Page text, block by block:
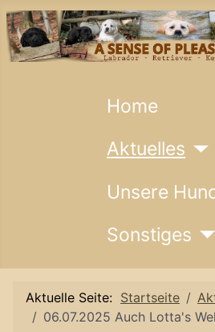
Home
Aktuelles
Unsere
Sonstiges
Aktuelle Seite: Startseite
06.07.2025 Auch Lotta's